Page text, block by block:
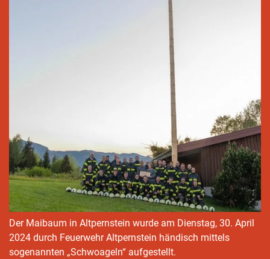
Der Maibaum in Altpernstein wurde am Dienstag, 30. April
2024 durch Feuerwehr Altpernstein händisch mittels
sogenannten „Schwoageln“ aufgestellt.